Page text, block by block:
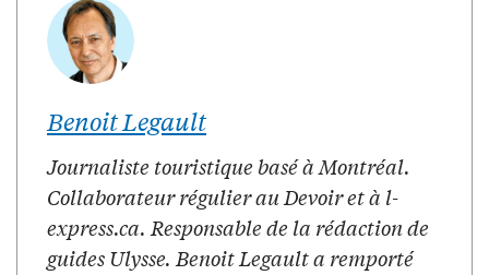
Benoit Legault
Journaliste touristique basé à Montréal.
Collaborateur régulier au Devoir et à l-
express.ca. Responsable de la rédaction de
guides Ulysse. Benoit Legault a remporté